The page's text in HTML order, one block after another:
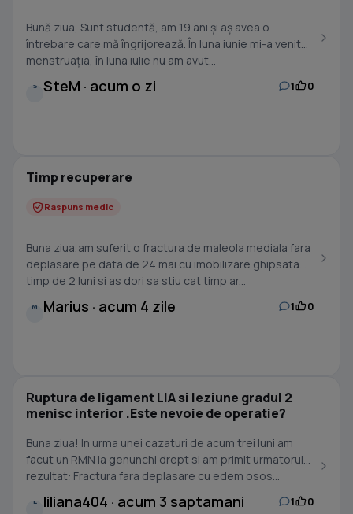
Bună ziua, Sunt studentă, am 19 ani și aș avea o
întrebare care mă îngrijorează. În luna iunie mi-a venit
menstruația, în luna iulie nu am avut...
S SteM · acum o zi 1 0
Timp recuperare
Raspuns medic
Buna ziua,am suferit o fractura de maleola mediala fara
deplasare pe data de 24 mai cu imobilizare ghipsata
timp de 2 luni si as dori sa stiu cat timp ar...
M Marius · acum 4 zile 1 0
Ruptura de ligament LIA si leziune gradul 2
menisc interior .Este nevoie de operatie?
Buna ziua! In urma unei cazaturi de acum trei luni am
facut un RMN la genunchi drept si am primit urmatorul
rezultat: Fractura fara deplasare cu edem osos...
L liliana404 · acum 3 saptamani 1 0